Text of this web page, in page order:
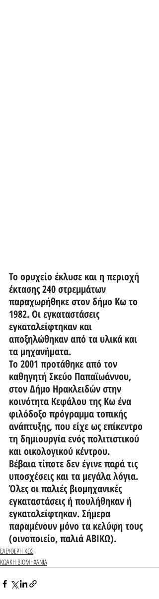
Το ορυχείο έκλυσε και η περιοχή
έκτασης 240 στρεμμάτων
παραχωρήθηκε στον δήμο Κω το
1982. Οι εγκαταστάσεις
εγκαταλείφτηκαν και
αποξηλώθηκαν από τα υλικά και
τα μηχανήματα.
Το 2001 προτάθηκε από τον
καθηγητή Σκεύο Παπαϊωάννου,
στον Δήμο Ηρακλειδών στην
κοινότητα Κεφάλου της Κω ένα
φιλόδοξο πρόγραμμα τοπικής
ανάπτυξης, που είχε ως επίκεντρο
τη δημιουργία ενός πολιτιστικού
και οικολογικού κέντρου.
Βέβαια τίποτε δεν έγινε παρά τις
υποσχέσεις και τα μεγάλα λόγια.
Όλες οι παλιές βιομηχανικές
εγκαταστάσεις ή πουλήθηκαν ή
εγκαταλείφτηκαν. Σήμερα
παραμένουν μόνο τα κελύφη τους
(οινοποιείο, παλιά ΑΒΙΚΩ).
ΕΛΕΥΘΕΡΗ ΚΩΣ
ΚΩΑΚΗ ΒΙΟΜΗΧΑΝΙΑ